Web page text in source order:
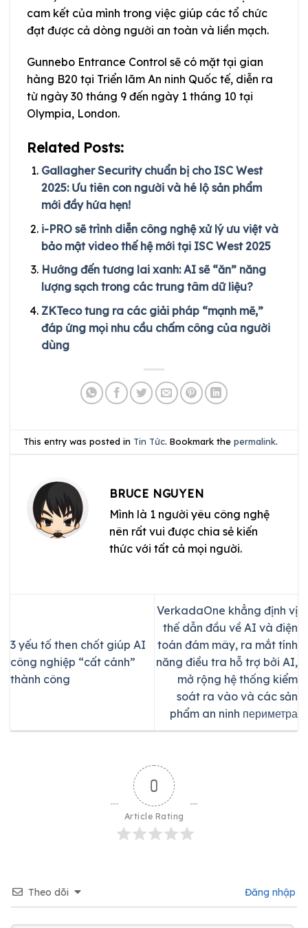
cam kết của mình trong việc giúp các tổ chức
đạt được cả dòng người an toàn và liền mạch.
Gunnebo Entrance Control sẽ có mặt tại gian
hàng B20 tại Triển lãm An ninh Quốc tế, diễn ra
từ ngày 30 tháng 9 đến ngày 1 tháng 10 tại
Olympia, London.
Related Posts:
Gallagher Security chuẩn bị cho ISC West
2025: Ưu tiên con người và hé lộ sản phẩm
mới đầy hứa hẹn!
i-PRO sẽ trình diễn công nghệ xử lý ưu việt và
bảo mật video thế hệ mới tại ISC West 2025
Hướng đến tương lai xanh: AI sẽ “ăn” năng
lượng sạch trong các trung tâm dữ liệu?
ZKTeco tung ra các giải pháp “mạnh mẽ,”
đáp ứng mọi nhu cầu chấm công của người
dùng
This entry was posted in Tin Tức. Bookmark thepermalink.
BRUCE NGUYEN
Mình là 1 người yêu công nghệ
nên rất vui được chia sẻ kiến
thức với tất cả mọi người.
3 yếu tố then chốt giúp AI
công nghiệp “cất cánh”
thành công
VerkadaOne khẳng định vị
thế dẫn đầu về AI và điện
toán đám mây, ra mắt tính
năng điều tra hỗ trợ bởi AI,
mở rộng hệ thống kiểm
soát ra vào và các sản
phẩm an ninh периметра
0
Article Rating
Theo dõi Đăng nhập